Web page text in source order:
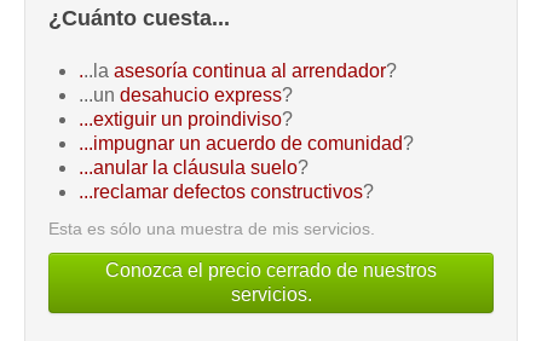
¿Cuánto cuesta...
...la asesoría continua al arrendador?
...un desahucio express?
...extiguir un proindiviso?
...impugnar un acuerdo de comunidad?
...anular la cláusula suelo?
...reclamar defectos constructivos?
Esta es sólo una muestra de mis servicios.
Conozca el precio cerrado de nuestros
servicios.